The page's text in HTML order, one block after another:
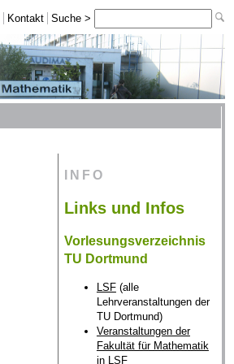
Kontakt Suche >
INFO
Links und Infos
Vorlesungsverzeichnis
TU Dortmund
LSF(alle
Lehrveranstaltungen der
TU Dortmund)
Veranstaltungen der
Fakultät für Mathematik
in LSF